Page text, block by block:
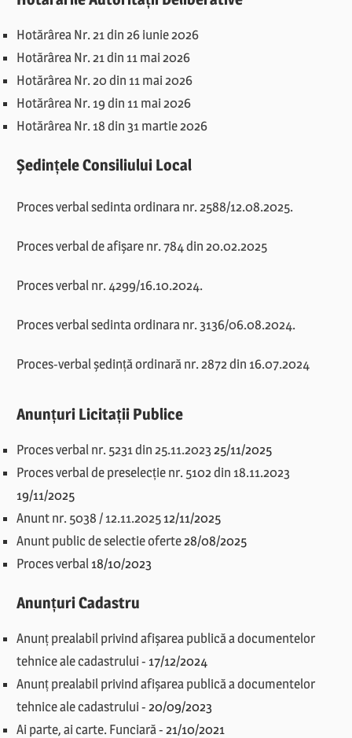
Hotărârea Nr. 21 din 26 iunie 2026
Hotărârea Nr. 21 din 11 mai 2026
Hotărârea Nr. 20 din 11 mai 2026
Hotărârea Nr. 19 din 11 mai 2026
Hotărârea Nr. 18 din 31 martie 2026
Ședințele Consiliului Local
Proces verbal sedinta ordinara nr. 2588/12.08.2025.
Proces verbal de afișare nr. 784 din 20.02.2025
Proces verbal nr. 4299/16.10.2024.
Proces verbal sedinta ordinara nr. 3136/06.08.2024.
Proces-verbal ședință ordinară nr. 2872 din 16.07.2024
Anunțuri Licitații Publice
Proces verbal nr. 5231 din 25.11.2023 25/11/2025
Proces verbal de preselecție nr. 5102 din 18.11.2023
19/11/2025
Anunt nr. 5038 / 12.11.2025 12/11/2025
Anunt public de selectie oferte28/08/2025
Proces verbal 18/10/2023
Anunțuri Cadastru
Anunț prealabil privind afișarea publică a documentelor
tehnice ale cadastrului- 17/12/2024
Anunț prealabil privind afișarea publică a documentelor
tehnice ale cadastrului-20/09/2023
Ai parte, ai carte. Funciară -21/10/2021